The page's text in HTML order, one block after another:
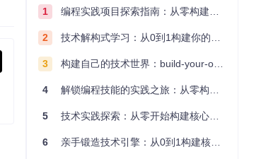
1 编程实践项目探索指南：从零构建技术能力体系
2 技术解构式学习：从0到1构建你的编程知识体系
3 构建自己的技术世界：build-your-own-x项目的实践探索指南
4 解锁编程技能的实践之旅：从零构建你的技术世界
5 技术实践探索：从零开始构建核心系统的实践指南
6 亲手锻造技术引擎：从0到1构建核心系统的实践指南